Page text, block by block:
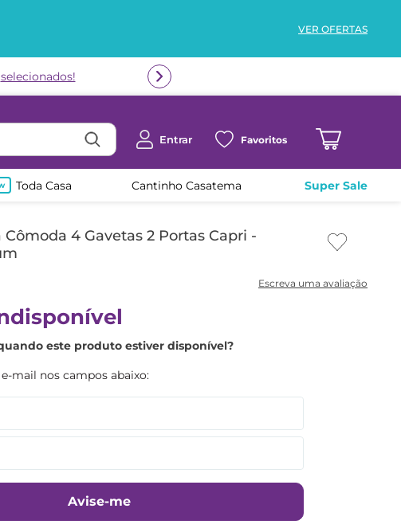
VER OFERTAS
Entrar Favoritos
Toda Casa Cantinho Casatema Super Sale
4 Gavetas 2 Portas Capri -
este produto estiver disponível?
Avise-me